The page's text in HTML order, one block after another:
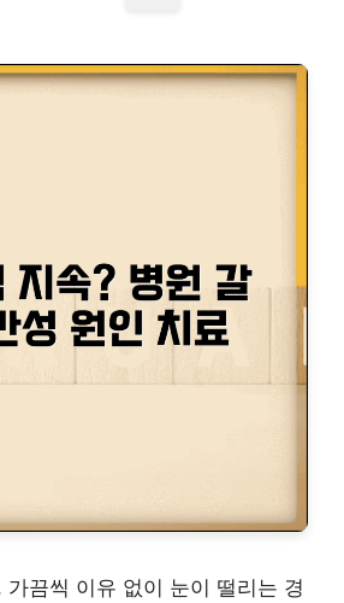
가끔씩 이유 없이 눈이 떨리는 경